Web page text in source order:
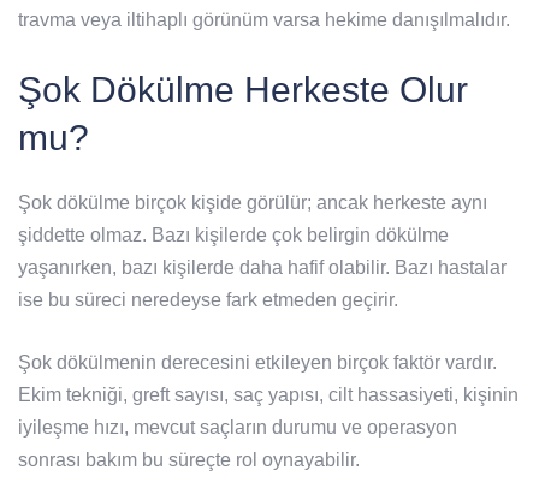
travma veya iltihaplı görünüm varsa hekime danışılmalıdır.
Şok Dökülme Herkeste Olur
mu?
Şok dökülme birçok kişide görülür; ancak herkeste aynı
şiddette olmaz. Bazı kişilerde çok belirgin dökülme
yaşanırken, bazı kişilerde daha hafif olabilir. Bazı hastalar
ise bu süreci neredeyse fark etmeden geçirir.
Şok dökülmenin derecesini etkileyen birçok faktör vardır.
Ekim tekniği, greft sayısı, saç yapısı, cilt hassasiyeti, kişinin
iyileşme hızı, mevcut saçların durumu ve operasyon
sonrası bakım bu süreçte rol oynayabilir.